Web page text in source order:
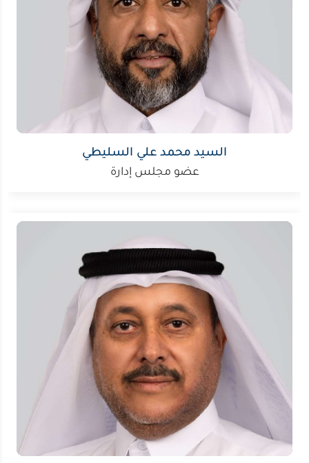
السيد محمد علي السليطي
عضو مجلس إدارة